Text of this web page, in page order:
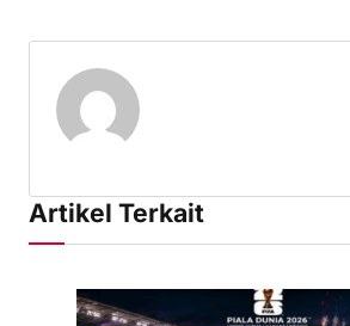
Artikel Terkait